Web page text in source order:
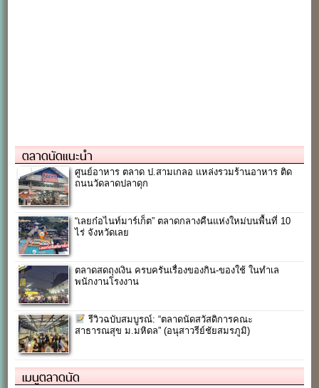
ตลาดนัดแนะนำ
ศูนย์อาหาร ตลาด ป.สามเกลอ แหล่งรวมร้านอาหาร ติด
ถนนวัดลาดปลาดุก
“เลยก๋อไนท์มาร์เก็ต” ตลาดกลางคืนแห่งใหม่บนพื้นที่ 10
ไร่ จังหวัดเลย
ตลาดสดถุงเงิน ครบครันเรื่องของกิน-ของใช้ ในทำเล
พนักงานโรงงาน
รีวิวฉบับสมบูรณ์: “ตลาดนัดสวัสดิการคณะ
สาธารณสุข ม.มหิดล” (อนุสาวรีย์ชัยสมรภูมิ)
เมนูตลาดนัด